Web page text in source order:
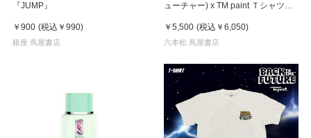
『JUMP』
￥900 (税込 ￥990)
銀座 蔦屋書店
ューチャー) x TM paint Ｔシャツ
￥5,500 (税込 ￥6,050)
六本松 蔦屋書店